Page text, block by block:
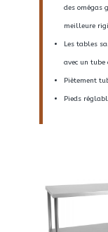
des omégas
meilleure
Les tables
avec un tube
Piètement
Pieds